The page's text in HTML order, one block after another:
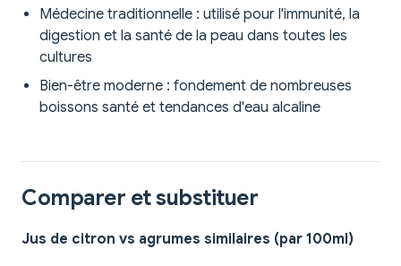
Médecine traditionnelle : utilisé pour l'immunité, la
digestion et la santé de la peau dans toutes les
cultures
Bien-être moderne : fondement de nombreuses
boissons santé et tendances d'eau alcaline
Comparer et substituer
Jus de citron vs agrumes similaires (par 100ml)